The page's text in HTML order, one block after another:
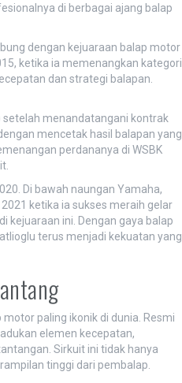
di berbagai ajang balap
dengan kejuaraan balap motor
ketika ia memenangkan kategori
dan strategi balapan.
setelah menandatangani kontrak
mencetak hasil balapan yang
perdananya di WSBK
Di bawah naungan Yamaha,
ketika ia sukses meraih gelar
kejuaraan ini. Dengan gaya balap
terus menjadi kekuatan yang
paling ikonik di dunia. Resmi
elemen kecepatan,
Sirkuit ini tidak hanya
tinggi dari pembalap.